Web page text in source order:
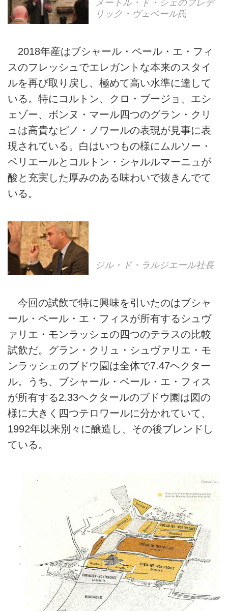
メートル・ド・シェのフレデ
リック・ヴェベール氏
2018年産はブシャール・ペール・エ・フィ
スのフレッシュでエレガントな本来のスタイ
ルを再び取り戻し、極めて高い水準に達して
いる。特にコルトン、クロ・ブージョ、エシ
ェゾー、ボンヌ・マール四つのグラン・クリ
ュは高貴なピノ・ノワールの表現が見事に表
現されている。白はいつもの様にムルソー・
ペリエールとコルトン・シャルルマーニュが
酸と充実した厚みのある味わいで抜きんでて
いる。
ジル・ド・ラルジエール社長
今回の試飲で特に興味を引いたのはブシャ
ール・ペール・エ・フィスが所有するシュヴ
ァリエ・モンラッシェの四つのテラスの比較
試飲だ。グラン・クリュ・シュヴァリエ・モ
ンラッシェのブドウ園は全体で7.47ヘクター
ル。うち、ブシャール・ペール・エ・フィス
が所有する2.33ヘクタールのブドウ園は図の
様に大きく四つテロワールに分かれていて、
1992年以来別々に醸造し、その後ブレンドし
ている。